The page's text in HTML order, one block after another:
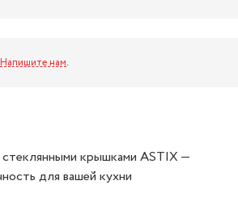
Напишите нам.
крышками ASTIX —
для вашей кухни